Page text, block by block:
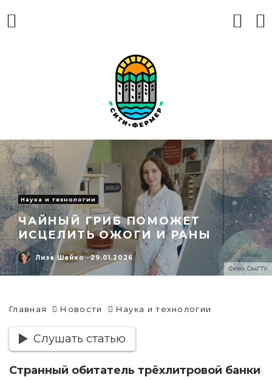
Фото: ОмГТУ
Наука и технологии
ЧАЙНЫЙ ГРИБ ПОМОЖЕТ
ИСЦЕЛИТЬ ОЖОГИ И РАНЫ
Лиза Шайко · 29.01.2026
Главная Новости Наука и технологии
Слушать статью
Странный обитатель трёхлитровой банки